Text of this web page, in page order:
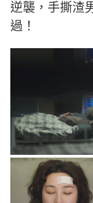
逆襲，手撕渣
過！